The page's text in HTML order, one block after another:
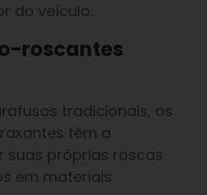
do veículo.
roscantes
tradicionais, os
têm a
suas próprias roscas
em materiais.